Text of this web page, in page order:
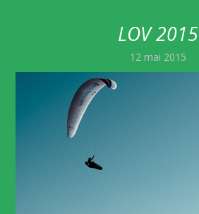
LOV 2015
12 mai 2015